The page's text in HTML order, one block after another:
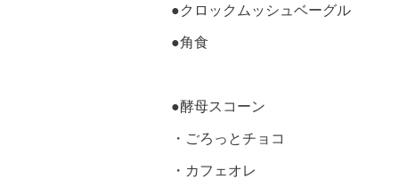
●クロックムッシュベーグル
●角食
●酵母スコーン
・ごろっとチョコ
・カフェオレ